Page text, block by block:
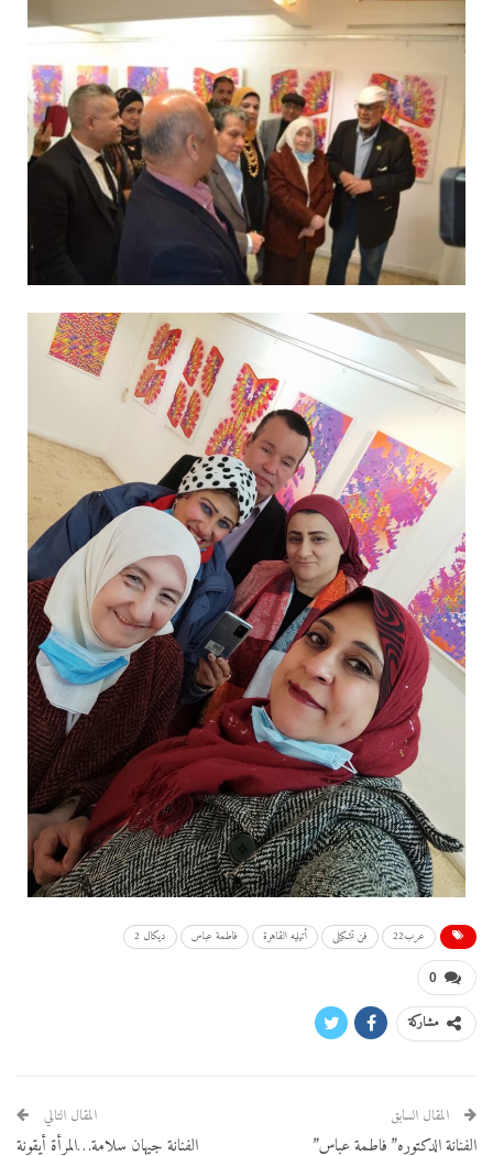
عرب22 فن تشكيلى أتيليه القاهرة فاطمة عباس ديكال 2
0
مشاركة
المقال السابق
الفنانة الدكتوره” فاطمة عباس”
المقال التالي
الفنانة جيهان سلامة…المرأة أيقونة